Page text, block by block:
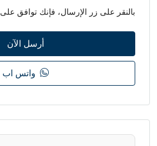
بالنقر على زر الإرسال، فإنك توافق على
أرسل الآن
واتس اب